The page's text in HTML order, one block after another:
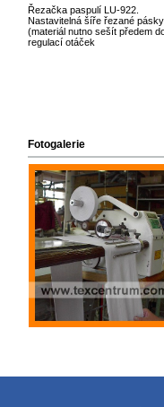
Řezačka paspulí LU-922.
Nastavitelná šíře řezané
(materiál nutno sešít předem
regulací otáček
Fotogalerie